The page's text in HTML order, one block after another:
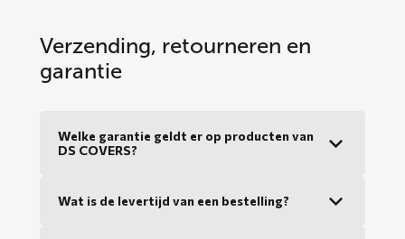
Verzending, retourneren en
garantie
Welke garantie geldt er op producten van
DS COVERS?
Wat is de levertijd van een bestelling?